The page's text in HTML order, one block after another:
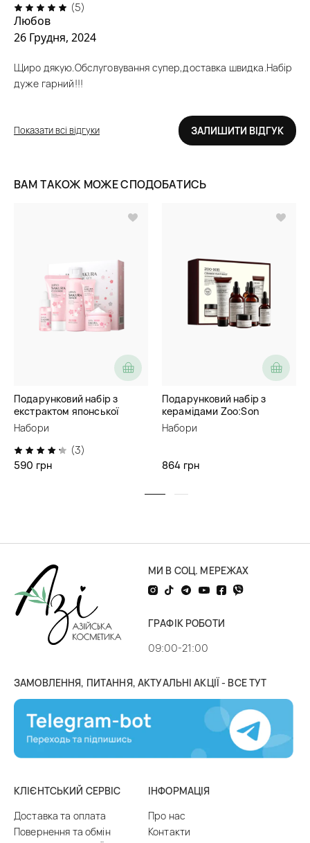
(5)
Любов
26 Грудня, 2024
Щиро дякую.Обслуговування супер,доставка швидка.Набір
дуже гарний!!!
Показати всі відгуки ЗАЛИШИТИ ВІДГУК
ВАМ ТАКОЖ МОЖЕ СПОДОБАТИСЬ
Подарунковий набір з
екстрактом японської
сакури LAIKOU Japan
Sakura Skincare Set
Набори
(3)
590 грн
Подарунковий набір з
керамідами Zoo:Son
Ceramide Yeast Moist
Набори
864 грн
МИ В СОЦ. МЕРЕЖАХ
ГРАФІК РОБОТИ
09:00-21:00
ЗАМОВЛЕННЯ, ПИТАННЯ, АКТУАЛЬНІ АКЦІЇ - ВСЕ ТУТ
КЛІЄНТСЬКИЙ СЕРВІС
Доставка та оплата
Повернення та обмін
ІНФОРМАЦІЯ
Про нас
Контакти